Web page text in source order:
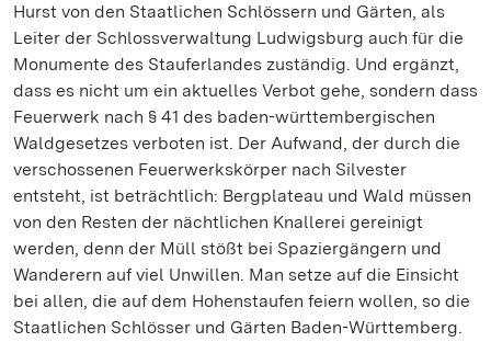
Hurst von den Staatlichen Schlössern und Gärten, als
Leiter der Schlossverwaltung Ludwigsburg auch für die
Monumente des Stauferlandes zuständig. Und ergänzt,
dass es nicht um ein aktuelles Verbot gehe, sondern dass
Feuerwerk nach § 41 des baden-württembergischen
Waldgesetzes verboten ist. Der Aufwand, der durch die
verschossenen Feuerwerkskörper nach Silvester
entsteht, ist beträchtlich: Bergplateau und Wald müssen
von den Resten der nächtlichen Knallerei gereinigt
werden, denn der Müll stößt bei Spaziergängern und
Wanderern auf viel Unwillen. Man setze auf die Einsicht
bei allen, die auf dem Hohenstaufen feiern wollen, so die
Staatlichen Schlösser und Gärten Baden-Württemberg.